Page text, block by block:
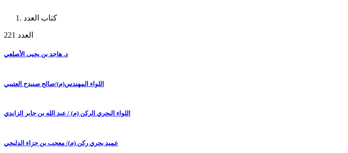
كتاب العدد
العدد 221
د. هاجد بن يحيى الأصلعي
اللواء المهندس(م)/صالح صنيدح العتيبي
اللواء البحري الركن (م) / عبد الله بن جابر الزايدي
عميد بحري ركن (م)/ معجب بن جزاء الدلبحي